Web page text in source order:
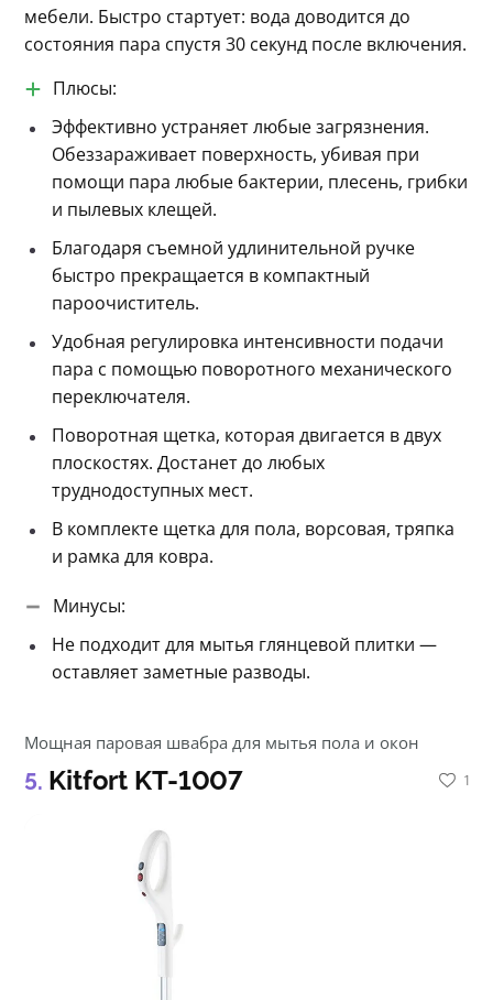
мебели. Быстро стартует: вода доводится до
состояния пара спустя 30 секунд после включения.
Плюсы:
Эффективно устраняет любые загрязнения.
Обеззараживает поверхность, убивая при
помощи пара любые бактерии, плесень, грибки
и пылевых клещей.
Благодаря съемной удлинительной ручке
быстро прекращается в компактный
пароочиститель.
Удобная регулировка интенсивности подачи
пара с помощью поворотного механического
переключателя.
Поворотная щетка, которая двигается в двух
плоскостях. Достанет до любых
труднодоступных мест.
В комплекте щетка для пола, ворсовая, тряпка
и рамка для ковра.
Минусы:
Не подходит для мытья глянцевой плитки —
оставляет заметные разводы.
1
Мощная паровая швабра для мытья пола и окон
Kitfort KT-1007